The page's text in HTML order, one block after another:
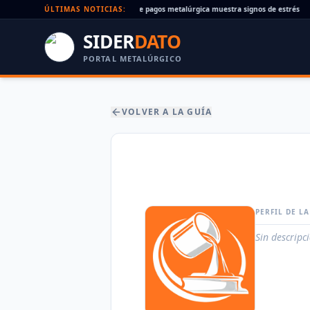
ÚLTIMAS NOTICIAS:
rechazados en alza: la cadena de pagos metalúrgica muestra signos de estrés
SIDERDATO
PORTAL METALÚRGICO
VOLVER A LA GUÍA
PERFIL DE
Sin